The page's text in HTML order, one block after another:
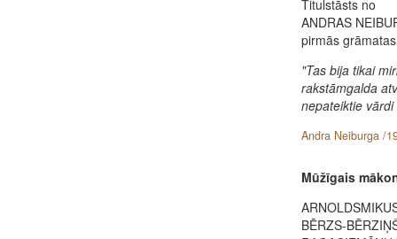
Titulstāsts no
ANDRAS
pirmās
"Tas bija tikai
rakstāmgalda
nepateiktie
Andra Neiburga /
Mūžīgais
BĒRZS-